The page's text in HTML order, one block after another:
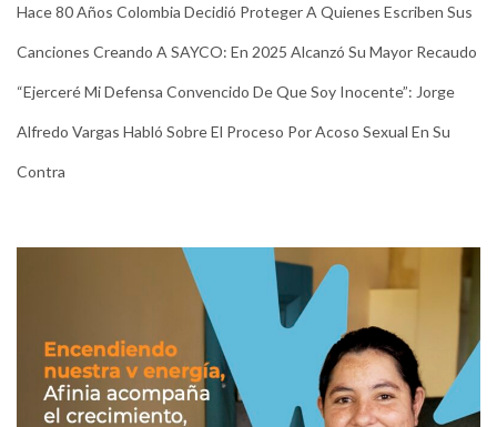
Hace 80 Años Colombia Decidió Proteger A Quienes Escriben Sus
Canciones Creando A SAYCO: En 2025 Alcanzó Su Mayor Recaudo
“Ejerceré Mi Defensa Convencido De Que Soy Inocente”: Jorge
Alfredo Vargas Habló Sobre El Proceso Por Acoso Sexual En Su
Contra